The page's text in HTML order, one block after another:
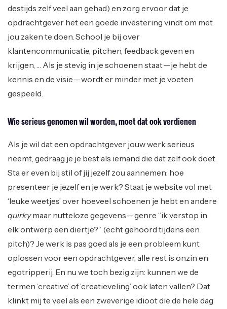
destijds zelf veel aan gehad) en zorg ervoor dat je
opdrachtgever het een goede investering vindt om met
jou zaken te doen. School je bij over
klantencommunicatie, pitchen, feedback geven en
krijgen, … Als je stevig in je schoenen staat — je hebt de
kennis en de visie — wordt er minder met je voeten
gespeeld.
Wie serieus genomen wil worden, moet dat ook verdienen
Als je wil dat een opdrachtgever jouw werk serieus
neemt, gedraag je je best als iemand die dat zelf ook doet.
Sta er even bij stil of jij jezelf zou aannemen: hoe
presenteer je jezelf en je werk? Staat je website vol met
‘leuke weetjes’ over hoeveel schoenen je hebt en andere
quirkymaar nutteloze gegevens — genre “ik verstop in
elk ontwerp een diertje?” (echt gehoord tijdens een
pitch)? Je werk is pas goed als je een probleem kunt
oplossen voor een opdrachtgever, alle rest is onzin en
egotripperij. En nu we toch bezig zijn: kunnen we de
termen ‘creative’ of ‘creatieveling’ ook laten vallen? Dat
klinkt mij te veel als een zweverige idioot die de hele dag